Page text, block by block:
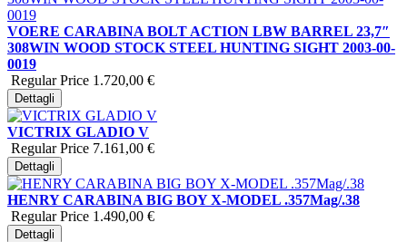
VOERE CARABINA BOLT ACTION LBW BARREL 23,7″
308WIN WOOD STOCK STEEL HUNTING SIGHT 2003-00-
0019
Regular Price 1.720,00 €
Dettagli
VICTRIX GLADIO V
Regular Price 7.161,00 €
Dettagli
HENRY CARABINA BIG BOY X-MODEL .357Mag/.38
Regular Price 1.490,00 €
Dettagli